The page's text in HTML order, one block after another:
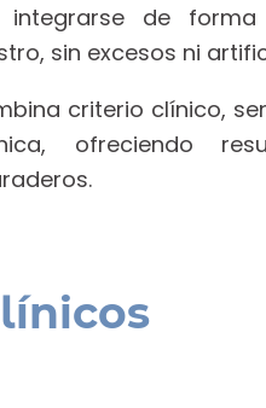
integrarse de
sin excesos ni
criterio clínico,
ofreciendo